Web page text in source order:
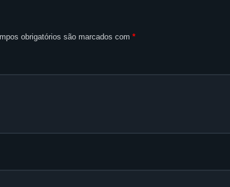
obrigatórios são marcados com *